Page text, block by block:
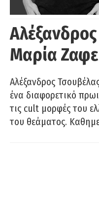
Μαρία
Αλέξανδρος
ένα διαφορετικό
τις cult μορφές του
του θεάματος.